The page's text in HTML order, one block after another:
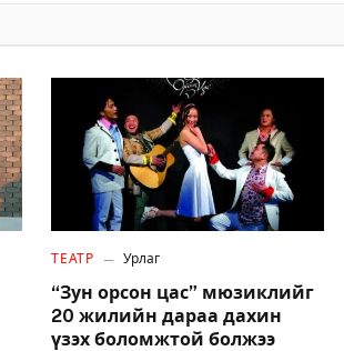
ТЕАТР Урлаг
“Зун орсон цас” мюзиклийг
20 жилийн дараа дахин
үзэх боломжтой болжээ